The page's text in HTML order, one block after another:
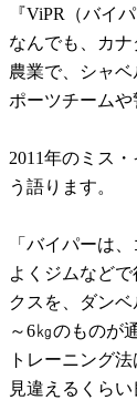
『ViPR（バイ
なんでも、カ
農業で、シャ
ポーツチームや
2011年のミス
う語ります。
「バイパーは
よくジムなど
クスを、ダン
～6㎏のものが
トレーニング
見違えるくらい